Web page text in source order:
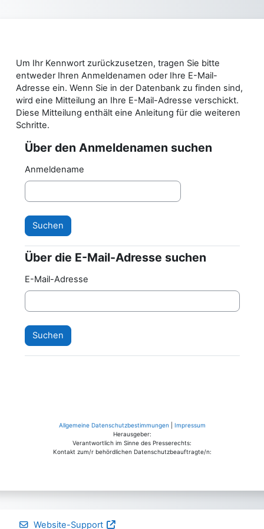
Um Ihr Kennwort zurückzusetzen, tragen Sie bitte
entweder Ihren Anmeldenamen oder Ihre E-Mail-
Adresse ein. Wenn Sie in der Datenbank zu finden sind,
wird eine Mitteilung an Ihre E-Mail-Adresse verschickt.
Diese Mitteilung enthält eine Anleitung für die weiteren
Schritte.
Über den Anmeldenamen suchen
Über den Anmeldenamen suchen
Anmeldename
Über die E-Mail-Adresse suchen
Über die E-Mail-Adresse suchen
E-Mail-Adresse
Allgemeine Datenschutzbestimmungen
Impressum
Herausgeber:
Verantwortlich im Sinne des Presserechts:
Kontakt zum/r behördlichen Datenschutzbeauftragte/n:
Website-Support